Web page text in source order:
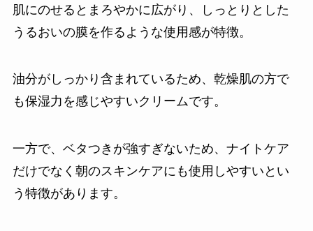
肌にのせるとまろやかに広がり、しっとりとした
うるおいの膜を作るような使用感が特徴。
油分がしっかり含まれているため、乾燥肌の方で
も保湿力を感じやすいクリームです。
一方で、ベタつきが強すぎないため、ナイトケア
だけでなく朝のスキンケアにも使用しやすいとい
う特徴があります。